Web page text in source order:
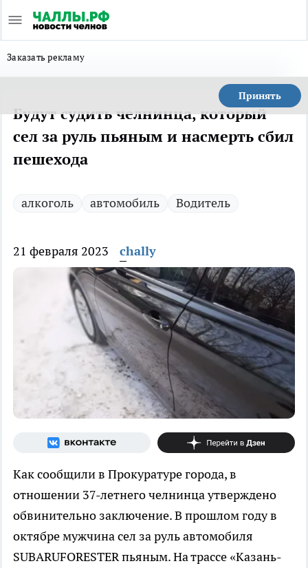
Заказать рекламу
Принять
Будут судить челнинца, который
сел за руль пьяным и насмерть сбил
пешехода
алкоголь автомобиль Водитель
21 февраля 2023 chally
Как сообщили в Прокуратуре города, в
отношении 37-летнего челнинца утверждено
обвинительно заключение. В прошлом году в
октябре мужчина сел за руль автомобиля
SUBARUFORESTER пьяным. На трассе «Казань-